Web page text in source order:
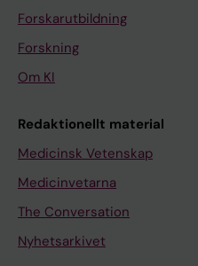
Forskarutbildning
Forskning
Om KI
Redaktionellt material
Medicinsk Vetenskap
Medicinvetarna
The Conversation
Nyhetsarkivet